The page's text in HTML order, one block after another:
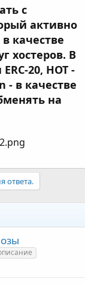
с
активно
качестве
хостеров. В
20, HOT -
- в качестве
на
ответа.